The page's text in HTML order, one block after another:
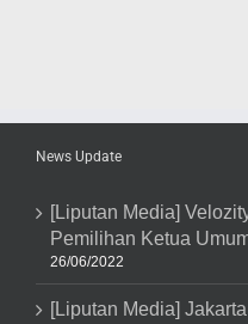
News Update
[Liputan Media]
Pemilihan Ketua
26/06/2022
[Liputan Media]